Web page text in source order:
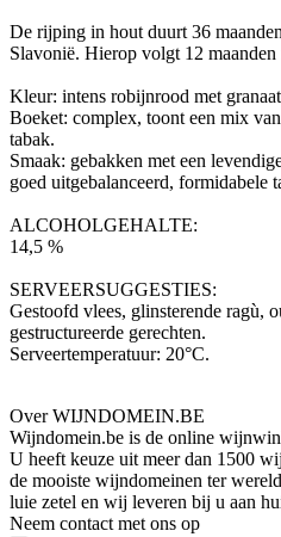
De rijping in hout duurt 36
Slavonië. Hierop volgt 12
Kleur: intens robijnrood met
Boeket: complex, toont een mix
tabak.
Smaak: gebakken met een
goed uitgebalanceerd, formidabele
ALCOHOLGEHALTE:
14,5 %
SERVEERSUGGESTIES:
Gestoofd vlees, glinsterende ragù,
gestructureerde gerechten.
Serveertemperatuur: 20°C.
Over WIJNDOMEIN.BE
Wijndomein.be is de online
U heeft keuze uit meer dan 1500
de mooiste wijndomeinen ter
luie zetel en wij leveren bij u aan
Neem contact met ons op